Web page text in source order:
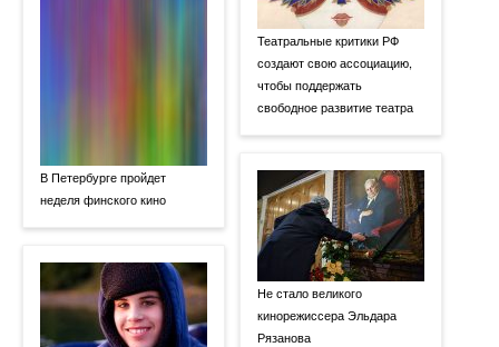
В Петербурге пройдет
неделя финского кино
Театральные критики РФ
создают свою ассоциацию,
чтобы поддержать
свободное развитие театра
Не стало великого
кинорежиссера Эльдара
Рязанова